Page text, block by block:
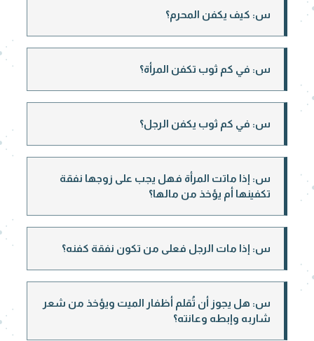
س: كيف يكفن المحرم؟
س: في كم ثوب تكفن المرأة؟
س: في كم ثوب يكفن الرجل؟
س: إذا ماتت المرأة فهل يجب على زوجها نفقة
تكفينها أم يؤخذ من مالها؟
س: إذا مات الرجل فعلى من تكون نفقة كفنه؟
س: هل يجوز أن تُقلم أظفار الميت ويؤخذ من شعر
شاربه وإبطه وعانته؟